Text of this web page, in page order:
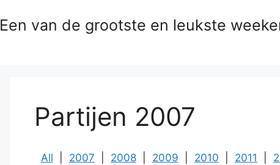
Een van de grootste en leukste
Partijen 2007
All 2007 2008 2009 2010 2011